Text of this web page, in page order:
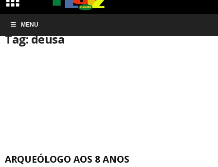
MENU
Início Tags
Tag: deusa
ARQUEÓLOGO AOS 8 ANOS